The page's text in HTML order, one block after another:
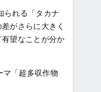
られる「タカナ
がさらに大きく
望なことが分か
「超多収作物